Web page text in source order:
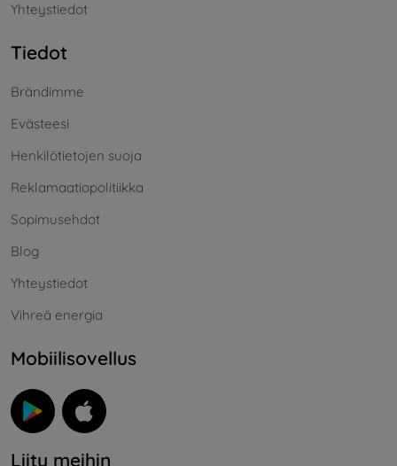
Yhteystiedot
Tiedot
Brändimme
Evästeesi
Henkilötietojen suoja
Reklamaatiopolitiikka
Sopimusehdot
Blog
Yhteystiedot
Vihreä energia
Mobiilisovellus
Liity meihin